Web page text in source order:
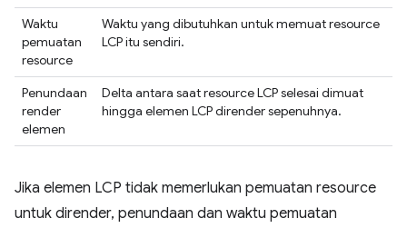
Waktu
pemuatan
resource
Waktu yang dibutuhkan untuk memuat resource
LCP itu sendiri.
Penundaan
render
elemen
Delta antara saat resource LCP selesai dimuat
hingga elemen LCP dirender sepenuhnya.
Jika elemen LCP tidak memerlukan pemuatan resource
untuk dirender, penundaan dan waktu pemuatan